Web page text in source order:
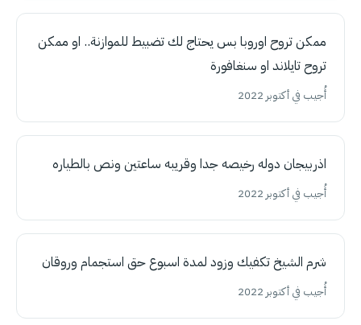
ممكن تروح اوروبا بس يحتاج لك تضبيط للموازنة.. او ممكن
تروح تايلاند او سنغافورة
أُجيب في أكتوبر 2022
اذربيجان دوله رخيصه جدا وقريبه ساعتين ونص بالطياره
أُجيب في أكتوبر 2022
شرم الشيخ تكفيك وزود لمدة اسبوع حق استجمام وروقان
أُجيب في أكتوبر 2022